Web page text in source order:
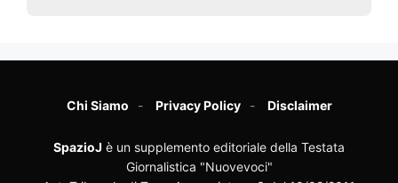
Chi Siamo Privacy Policy Disclaimer
SpazioJ è un supplemento editoriale della Testata
Giornalistica "Nuovevoci"